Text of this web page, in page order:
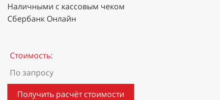
Наличными с кассовым чеком
Сбербанк Онлайн
Стоимость:
По запросу
Получить расчёт стоимости